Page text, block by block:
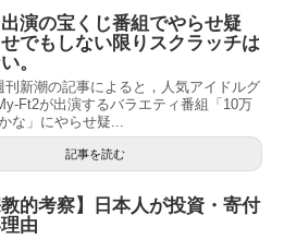
演の宝くじ番組でやらせ疑
でもしない限りスクラッチは
。
刊新潮の記事によると，人気アイドルグ
Ft2が出演するバラエティ番組「10万
な」にやらせ疑...
記事を読む
教的考察】日本人が投資・寄付
由